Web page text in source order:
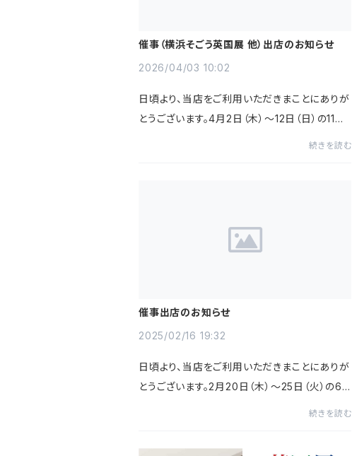
催事（横浜そごう英国展 他）出店のお知らせ
2026/04/03 10:02
日頃より、当店をご利用いただきまことにありが
とうございます。4月2日（木）～12日（日）の11日
間、そごう 横浜店にて開催中の英国展に出店し
続きを読む
催事出店のお知らせ
2025/02/16 19:32
日頃より、当店をご利用いただきまことにありが
とうございます。2月20日（木）～25日（火）の6
事場です）続いて、2月27日...
続きを読む